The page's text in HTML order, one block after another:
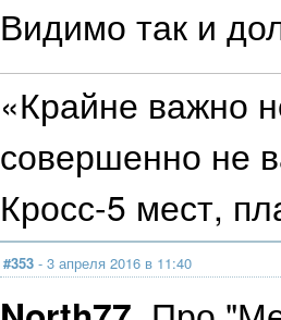
Видимо так и
«Крайне важно
совершенно не
Кросс-5 мест,
#353 - 3 апреля 2016 в 11:40